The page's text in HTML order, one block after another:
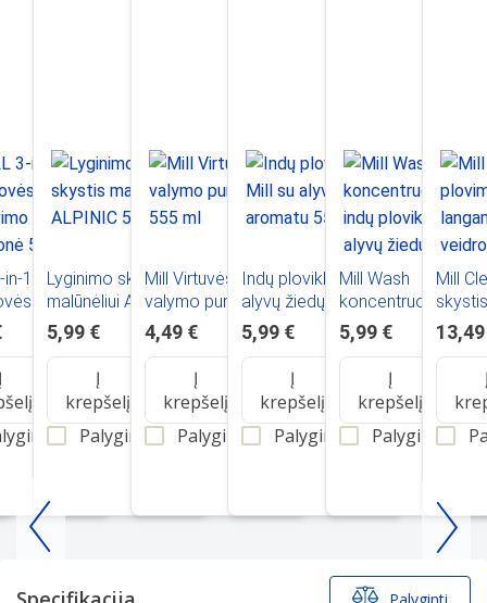
1
500 ml
Lyginimo skystis
malūnėliui ALPINIC
500 ml
5,99 €
Į
krepšelį
Palyginti
Mill Virtuvės
valymo purškiklis
555 ml
4,49 €
Į
krepšelį
Palyginti
Indų ploviklis Mill su
alyvų žiedų
aromatu 555 ml
5,99 €
Į
krepšelį
Palyginti
Mill Wash
koncentruotas indų
ploviklis su alyvų
žiedų aromatu 555
5,99 €
Į
krepšelį
Palyginti
Mill
Item
Palyginti